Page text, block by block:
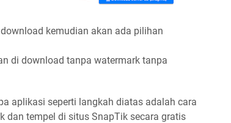
kemudian akan ada pilihan
di download tanpa watermark tanpa
aplikasi seperti langkah diatas adalah cara
dan tempel di situs SnapTik secara gratis